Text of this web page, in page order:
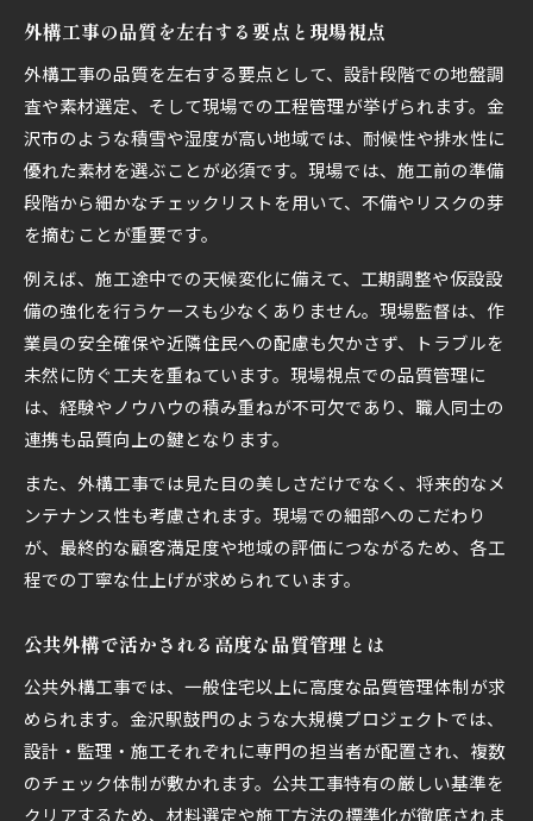
外構工事の品質を左右する要点と現場視点
外構工事の品質を左右する要点として、設計段階での地盤調
査や素材選定、そして現場での工程管理が挙げられます。金
沢市のような積雪や湿度が高い地域では、耐候性や排水性に
優れた素材を選ぶことが必須です。現場では、施工前の準備
段階から細かなチェックリストを用いて、不備やリスクの芽
を摘むことが重要です。
例えば、施工途中での天候変化に備えて、工期調整や仮設設
備の強化を行うケースも少なくありません。現場監督は、作
業員の安全確保や近隣住民への配慮も欠かさず、トラブルを
未然に防ぐ工夫を重ねています。現場視点での品質管理に
は、経験やノウハウの積み重ねが不可欠であり、職人同士の
連携も品質向上の鍵となります。
また、外構工事では見た目の美しさだけでなく、将来的なメ
ンテナンス性も考慮されます。現場での細部へのこだわり
が、最終的な顧客満足度や地域の評価につながるため、各工
程での丁寧な仕上げが求められています。
公共外構で活かされる高度な品質管理とは
公共外構工事では、一般住宅以上に高度な品質管理体制が求
められます。金沢駅鼓門のような大規模プロジェクトでは、
設計・監理・施工それぞれに専門の担当者が配置され、複数
のチェック体制が敷かれます。公共工事特有の厳しい基準を
クリアするため、材料選定や施工方法の標準化が徹底されま